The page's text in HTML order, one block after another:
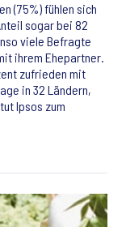
(75%) fühlen sich
sogar bei 82
viele Befragte
ihrem Ehepartner.
zufrieden mit
in 32 Ländern,
Ipsos zum